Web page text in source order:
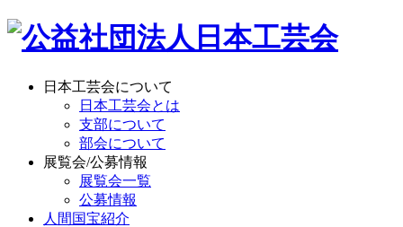
日本工芸会について
日本工芸会とは
支部について
部会について
展覧会/公募情報
展覧会一覧
公募情報
人間国宝紹介